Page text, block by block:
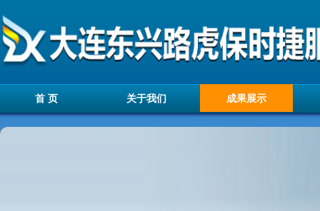
首 页 关于我们 成果展示